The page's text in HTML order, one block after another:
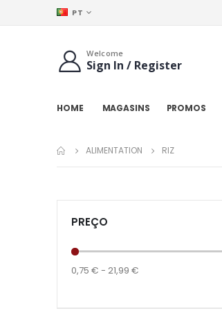
IDIOMA
PT
Welcome
Sign In / Register
HOME MAGASINS PROMOS
ALIMENTATION RIZ
PREÇO
0,75 € - 21,99 €